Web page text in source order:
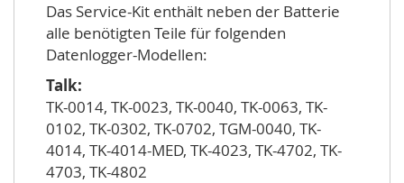
Das Service-Kit enthält neben der Batterie
alle benötigten Teile für folgenden
Datenlogger-Modellen:
Talk:
TK-0014, TK-0023, TK-0040, TK-0063, TK-
0102, TK-0302, TK-0702, TGM-0040, TK-
4014, TK-4014-MED, TK-4023, TK-4702, TK-
4703, TK-4802